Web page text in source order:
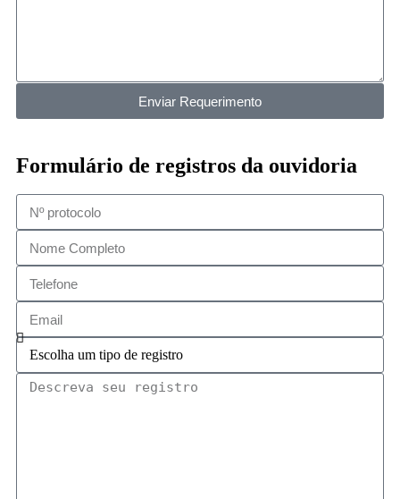
Enviar Requerimento
Formulário de registros da ouvidoria